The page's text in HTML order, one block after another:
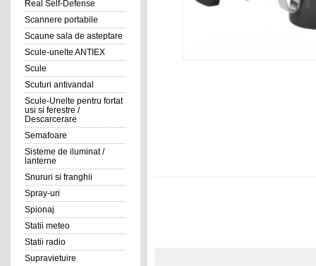
Real Self-Defense
Scannere portabile
Scaune sala de asteptare
Scule-unelte ANTIEX
Scule
Scuturi antivandal
Scule-Unelte pentru fortat
usi si ferestre /
Descarcerare
Semafoare
Sisteme de iluminat /
lanterne
Snururi si franghii
Spray-uri
Spionaj
Statii meteo
Statii radio
Supravietuire